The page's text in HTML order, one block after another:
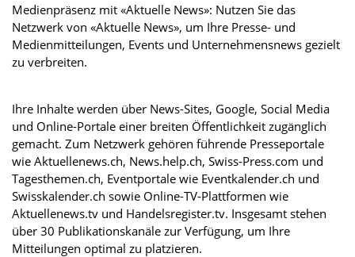
Medienpräsenz mit «Aktuelle News»: Nutzen Sie das
Netzwerk von «Aktuelle News», um Ihre Presse- und
Medienmitteilungen, Events und Unternehmensnews gezielt
zu verbreiten.
Ihre Inhalte werden über News-Sites, Google, Social Media
und Online-Portale einer breiten Öffentlichkeit zugänglich
gemacht. Zum Netzwerk gehören führende Presseportale
wie Aktuellenews.ch, News.help.ch, Swiss-Press.com und
Tagesthemen.ch, Eventportale wie Eventkalender.ch und
Swisskalender.ch sowie Online-TV-Plattformen wie
Aktuellenews.tv und Handelsregister.tv. Insgesamt stehen
über 30 Publikationskanäle zur Verfügung, um Ihre
Mitteilungen optimal zu platzieren.